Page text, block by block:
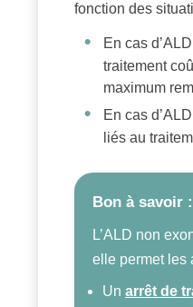
fonction des
En cas
traitement
maximum
En cas
liés au
Bon à savoir :
L’ALD non
elle permet les
Un arrêt de